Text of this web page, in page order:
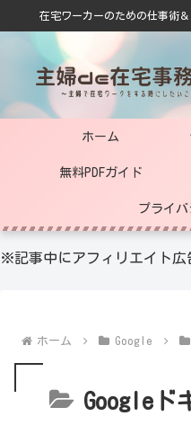
在宅ワーカーのための仕事術
ホーム
無料PDFガイド
プライ
※記事中にアフィリエイト広
ホーム Google
Googleド